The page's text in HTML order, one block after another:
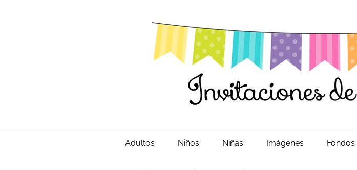
Adultos Niños Niñas Imágenes Fondos